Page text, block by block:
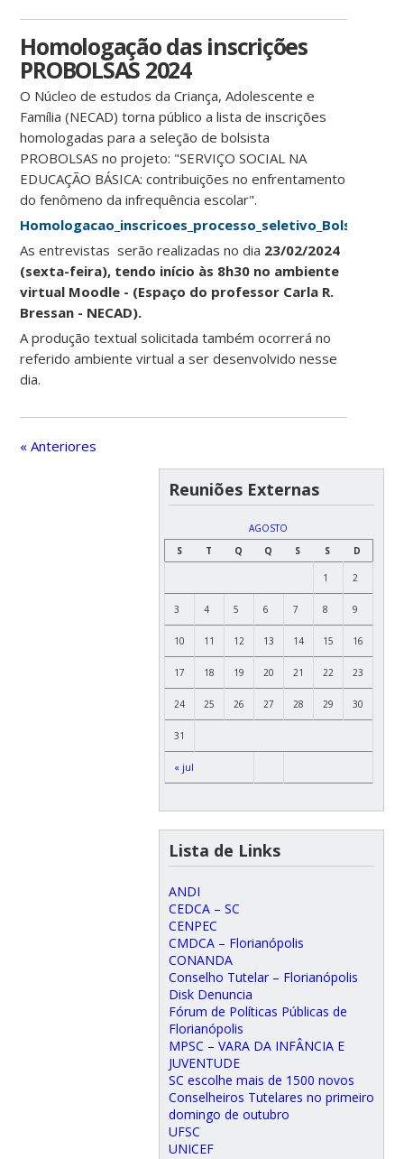
Homologação das inscrições
PROBOLSAS 2024
O Núcleo de estudos da Criança, Adolescente e
Família (NECAD) torna público a lista de inscrições
homologadas para a seleção de bolsista
PROBOLSAS no projeto: "SERVIÇO SOCIAL NA
EDUCAÇÃO BÁSICA: contribuições no enfrentamento
do fenômeno da infrequência escolar".
As entrevistas serão realizadas no dia 23/02/2024
(sexta-feira), tendo início às 8h30 no ambiente
virtual Moodle - (Espaço do professor Carla R.
Bressan - NECAD).
A produção textual solicitada também ocorrerá no
referido ambiente virtual a ser desenvolvido nesse
dia.
« Anteriores
Reuniões Externas
AGOSTO
S
T Q Q S S D
« jul
1 2
3 4 5 6 7 8 9
10 11 12 13 14 15 16
17 18 19 20 21 22 23
24 25 26 27 28 29 30
31
Lista de Links
ANDI
CEDCA – SC
CENPEC
CMDCA – Florianópolis
CONANDA
Conselho Tutelar – Florianópolis
Disk Denuncia
Fórum de Políticas Públicas de
Florianópolis
MPSC – VARA DA INFÂNCIA E
JUVENTUDE
SC escolhe mais de 1500 novos
Conselheiros Tutelares no primeiro
domingo de outubro
UFSC
UNICEF